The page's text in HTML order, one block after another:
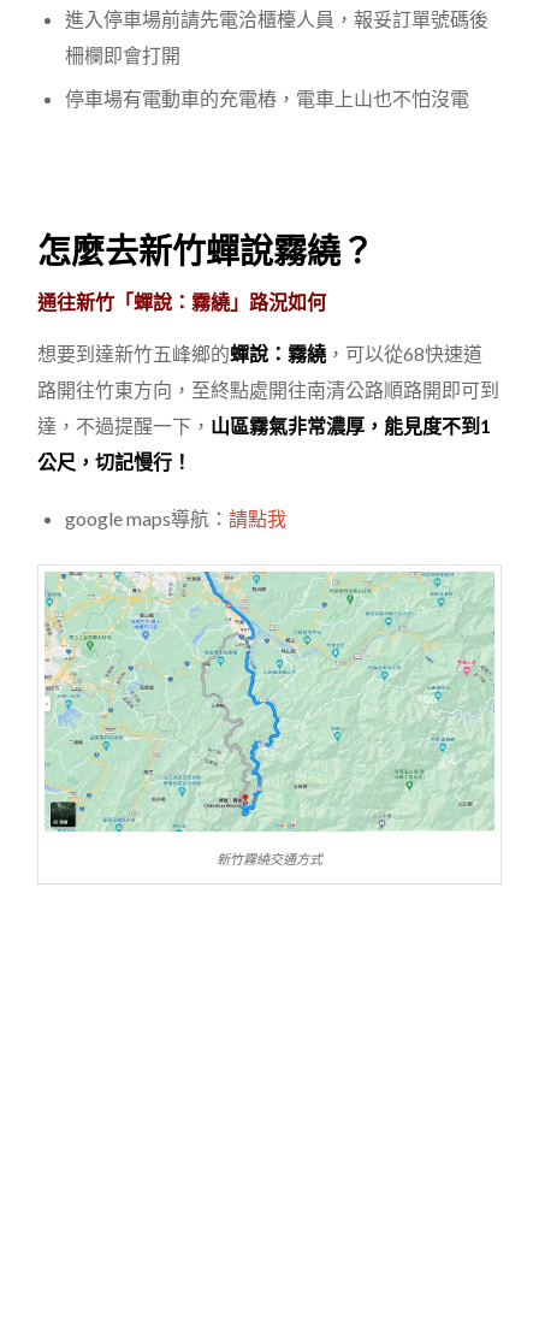
進入停車場前請先電洽櫃檯人員，報妥訂單號碼後
柵欄即會打開
停車場有電動車的充電樁，電車上山也不怕沒電
怎麼去新竹蟬說霧繞？
通往新竹「蟬說：霧繞」 路況如何
想要到達新竹五峰鄉的蟬說：霧繞 ，可以從68快速道
路開往竹東方向，至終點處開往南清公路順路開即可到
達，不過提醒一下， 山區霧氣非常濃厚，能見度不到1
公尺，切記慢行！
google maps導航：請點我
新竹霧繞交通方式